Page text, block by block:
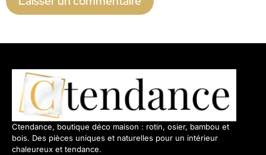
Ctendance, boutique déco maison : rotin, osier, bambou et
bois. Des pièces uniques et naturelles pour un intérieur
chaleureux et tendance.